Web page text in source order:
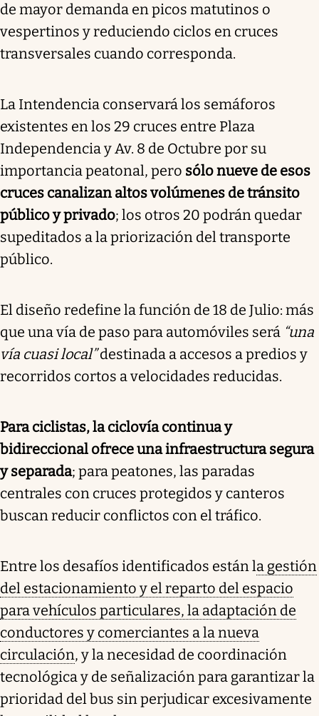
de mayor demanda en picos matutinos o
vespertinos y reduciendo ciclos en cruces
transversales cuando corresponda.
La Intendencia conservará los semáforos
existentes en los 29 cruces entre Plaza
Independencia y Av. 8 de Octubre por su
importancia peatonal, pero sólo nueve de esos
cruces canalizan altos volúmenes de tránsito
público y privado; los otros 20 podrán quedar
supeditados a la priorización del transporte
público.
El diseño redefine la función de 18 de Julio: más
que una vía de paso para automóviles será “una
vía cuasi local”destinada a accesos a predios y
recorridos cortos a velocidades reducidas.
Para ciclistas, la ciclovía continua y
bidireccional ofrece una infraestructura segura
y separada; para peatones, las paradas
centrales con cruces protegidos y canteros
buscan reducir conflictos con el tráfico.
Entre los desafíos identificados están la gestión
del estacionamiento y el reparto del espacio
para vehículos particulares, la adaptación de
conductores y comerciantes a la nueva
circulación, y la necesidad de coordinación
tecnológica y de señalización para garantizar la
prioridad del bus sin perjudicar excesivamente